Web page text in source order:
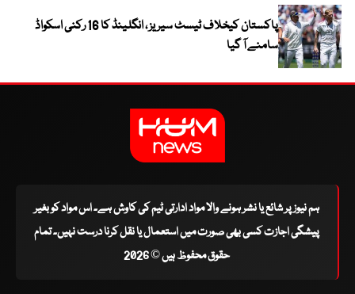
پاکستان کیخلاف ٹیسٹ سیریز ، انگلینڈ کا 16 رکنی اسکواڈ
سامنے آ گیا
ہم نیوز پر شائع یا نشر ہونے والا مواد ادارتی ٹیم کی کاوش ہے۔ اس مواد کو بغیر
پیشگی اجازت کسی بھی صورت میں استعمال یا نقل کرنا درست نہیں۔ تمام
حقوق محفوظ ہیں © 2026